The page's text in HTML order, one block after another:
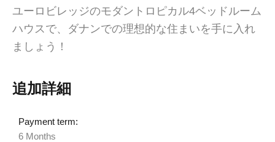
ユーロビレッジのモダントロピカル4ベッドルーム
ハウスで、ダナンでの理想的な住まいを手に入れ
ましょう！
追加詳細
Payment term:
6 Months